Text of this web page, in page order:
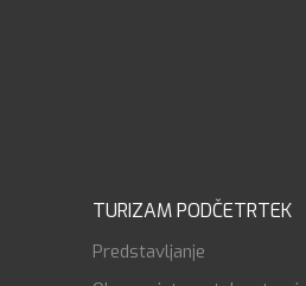
TURIZAM PODČETRTEK
Predstavljanje